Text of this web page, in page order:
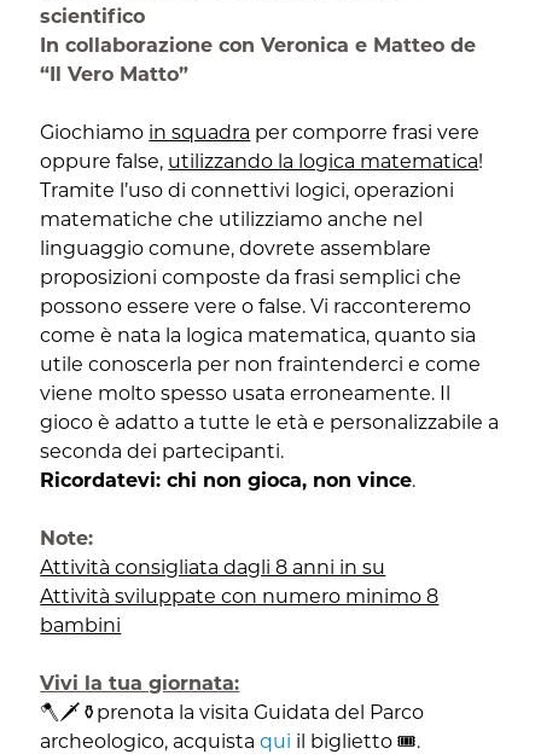
scientifico
In collaborazione con Veronica e Matteo de
“Il Vero Matto”
Giochiamo in squadra per comporre frasi vere
oppure false, utilizzando la logica matematica!
Tramite l’uso di connettivi logici, operazioni
matematiche che utilizziamo anche nel
linguaggio comune, dovrete assemblare
proposizioni composte da frasi semplici che
possono essere vere o false. Vi racconteremo
come è nata la logica matematica, quanto sia
utile conoscerla per non fraintenderci e come
viene molto spesso usata erroneamente. Il
gioco è adatto a tutte le età e personalizzabile a
seconda dei partecipanti.
Ricordatevi: chi non gioca, non vince.
Note:
Attività consigliata dagli 8 anni in su
Attività sviluppate con numero minimo 8
bambini
Vivi la tua giornata:
🪓🗡️⚱️prenota la visita Guidata del Parco
archeologico, acquistaqui il biglietto 🎟.